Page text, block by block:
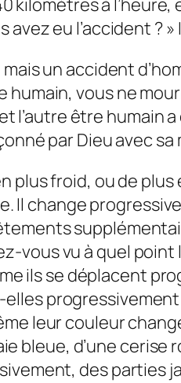
à l’heure,
eu l’accident ? »
un accident
vous ne
l’autre être humain
par Dieu avec
froid, ou de plus
change
vous vu à quel
ils se déplacent
leur couleur
bleue, d’une cerise
des parties